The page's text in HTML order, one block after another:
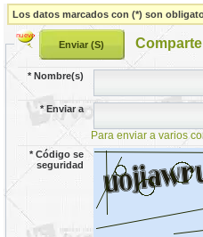
Los datos marcados con (*) son
*Nombre(s)
*Enviar a
Para enviar a varios
*Código se
seguridad